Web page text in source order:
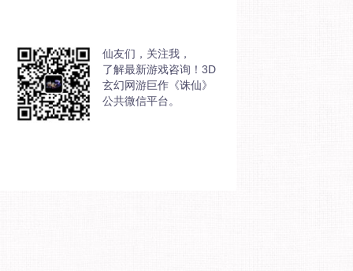
仙友们，关注我，
了解最新游戏咨询！3D
玄幻网游巨作《诛仙》
公共微信平台。